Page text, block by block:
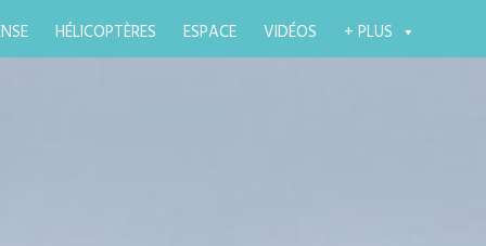
HÉLICOPTÈRES ESPACE VIDÉOS + PLUS